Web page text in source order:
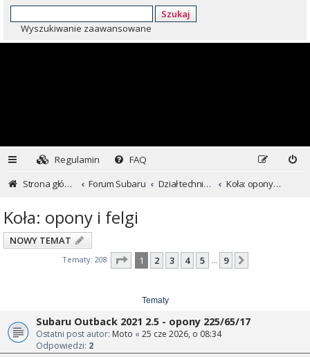
Szukaj
Wyszukiwanie zaawansowane
Regulamin
FAQ
Strona główna
Forum Subaru Dział techniczny ...czyli dla kochających inaczej Koła: opony i felgi
Koła: opony i felgi
NOWY TEMAT
Tematy: 208 Strona z9
1 2 3 4 5 … 9
Tematy
Subaru Outback 2021 2.5 - opony 225/65/17
Ostatni post autor: Moto « 25 cze 2026, o 08:34
Odpowiedzi: 2